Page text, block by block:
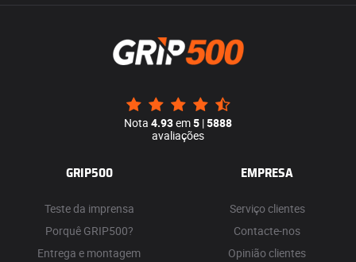
Nota 4.93em5 |5888
avaliações
GRIP500
Teste da imprensa
Porquê GRIP500?
Entrega e montagem
EMPRESA
Serviço clientes
Contacte-nos
Opinião clientes